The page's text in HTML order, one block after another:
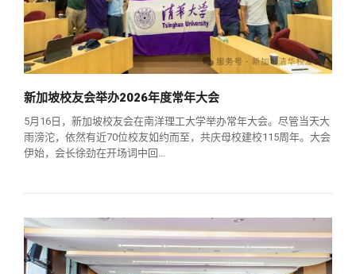
新加坡校友会举办2026年度常年大会
5月16日，新加坡校友会在南洋理工大学举办常年大会。尽管当天大
雨滂沱，依然有近70位校友如约而至，共庆母校建校115周年。大会
伊始，会长徐劲在开场词中回...